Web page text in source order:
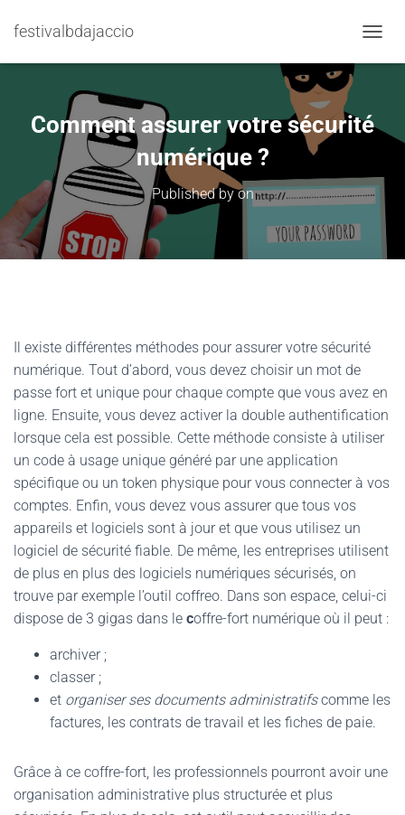
festivalbdajaccio
Comment assurer votre sécurité
numérique ?
Published byon
Il existe différentes méthodes pour assurer votre sécurité
numérique. Tout d’abord, vous devez choisir un mot de
passe fort et unique pour chaque compte que vous avez en
ligne. Ensuite, vous devez activer la double authentification
lorsque cela est possible. Cette méthode consiste à utiliser
un code à usage unique généré par une application
spécifique ou un token physique pour vous connecter à vos
comptes. Enfin, vous devez vous assurer que tous vos
appareils et logiciels sont à jour et que vous utilisez un
logiciel de sécurité fiable. De même, les entreprises utilisent
de plus en plus des logiciels numériques sécurisés, on
trouve par exemple l’outil coffreo. Dans son espace, celui-ci
dispose de 3 gigas dans le coffre-fort numérique où il peut :
archiver ;
classer ;
et organiser ses documents administratifscomme les
factures, les contrats de travail et les fiches de paie.
Grâce à ce coffre-fort, les professionnels pourront avoir une
organisation administrative plus structurée et plus